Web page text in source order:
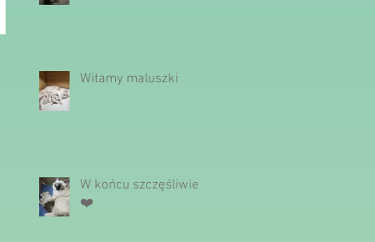
Witamy maluszki
W końcu szczęśliwie
❤️